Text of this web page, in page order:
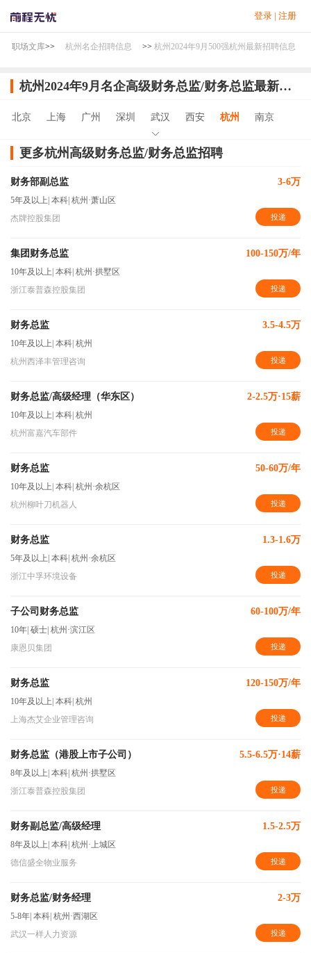
登录 | 注册
职场文库>> 杭州名企招聘信息 >> 杭州2024年9月500强杭州最新招聘信息
杭州2024年9月名企高级财务总监/财务总监最新招聘信息
北京 上海 广州 深圳 武汉 西安 杭州 南京
更多杭州高级财务总监/财务总监招聘
财务部副总监 3-6万
5年及以上 本科 杭州·萧山区
杰牌控股集团
投递
集团财务总监 100-150万/年
10年及以上 本科 杭州·拱墅区
浙江泰普森控股集团
投递
财务总监 3.5-4.5万
10年及以上 本科 杭州
杭州西泽丰管理咨询
投递
财务总监/高级经理（华东区） 2-2.5万·15薪
10年及以上 本科 杭州
杭州富嘉汽车部件
投递
财务总监 50-60万/年
10年及以上 本科 杭州·余杭区
杭州柳叶刀机器人
投递
财务总监 1.3-1.6万
5年及以上 本科 杭州·余杭区
浙江中孚环境设备
投递
子公司财务总监 60-100万/年
10年 硕士 杭州·滨江区
康恩贝集团
投递
财务总监 120-150万/年
10年及以上 本科 杭州
上海杰艾企业管理咨询
投递
财务总监（港股上市子公司） 5.5-6.5万·14薪
8年及以上 本科 杭州·拱墅区
浙江泰普森控股集团
投递
财务副总监/高级经理 1.5-2.5万
8年及以上 本科 杭州·上城区
德信盛全物业服务
投递
财务总监/财务经理 2-3万
5-8年 本科 杭州·西湖区
武汉一样人力资源
投递